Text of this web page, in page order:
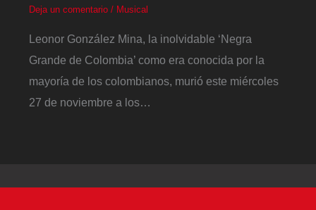
Deja un comentario / Musical
Leonor González Mina, la inolvidable ‘Negra
Grande de Colombia’ como era conocida por la
mayoría de los colombianos, murió este miércoles
27 de noviembre a los…